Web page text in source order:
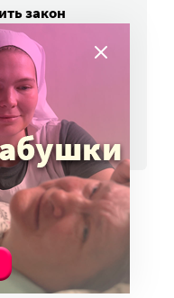
закон
этого